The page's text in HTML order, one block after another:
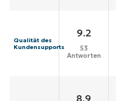
Qualität des
Kundensupports
9.2
53
Antworten